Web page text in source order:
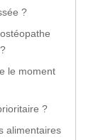
?
le moment
?
alimentaires